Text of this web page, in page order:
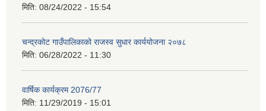
मिति: 08/24/2022 - 15:54
चन्द्रकोट गाउँपालिकाको राजस्व सुधार कार्ययोजना २०७८
मिति: 06/28/2022 - 11:30
वार्षिक कार्यक्रम 2076/77
मिति: 11/29/2019 - 15:01